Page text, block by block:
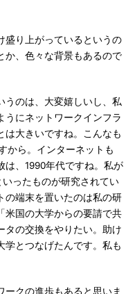
り上がっているというの
か、色々な背景もあるので
のは、大変嬉しいし、私
うにネットワークインフラ
は大きいですね。こんなも
から。インターネットも
は、1990年代ですね。私が
ったものが研究されてい
の端末を置いたのは私の研
米国の大学からの要請で共
タの交換をやりたい。助け
学とつなげたんです。私も
クの進歩もあると思いま